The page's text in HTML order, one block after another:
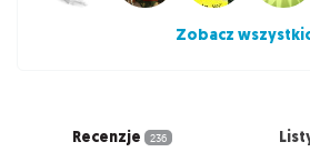
Zobacz
Recenzje 236